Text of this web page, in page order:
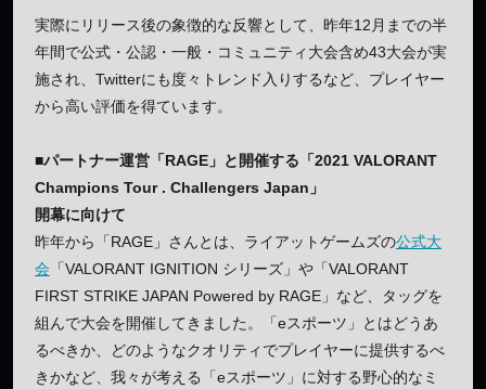
実際にリリース後の象徴的な反響として、昨年12月までの半
年間で公式・公認・一般・コミュニティ大会含め43大会が実
施され、Twitterにも度々トレンド入りするなど、プレイヤー
から高い評価を得ています。
■パートナー運営「RAGE」と開催する「2021 VALORANT
Champions Tour . Challengers Japan」
開幕に向けて
昨年から「RAGE」さんとは、ライアットゲームズの公式大
会 「VALORANT IGNITION シリーズ」や「VALORANT
FIRST STRIKE JAPAN Powered by RAGE」など、タッグを
組んで大会を開催してきました。「eスポーツ」とはどうあ
るべきか、どのようなクオリティでプレイヤーに提供するべ
きかなど、我々が考える「eスポーツ」に対する野心的なミ